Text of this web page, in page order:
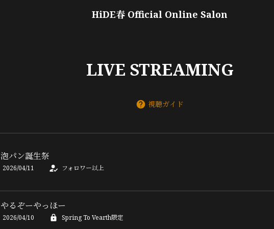
HiDE春 Official Online Salon
LIVE STREAMING
視聴ガイド
泡パン誕生祭
2026/04/11 フォロワー以上
やるぞーやっほー
2026/04/10 Spring To Vearth限定